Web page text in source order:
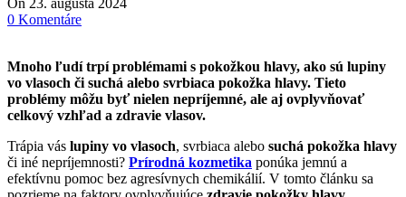
On 23. augusta 2024
0 Komentáre
Mnoho ľudí trpí problémami s pokožkou hlavy, ako sú lupiny
vo vlasoch či suchá alebo svrbiaca pokožka hlavy. Tieto
problémy môžu byť nielen nepríjemné, ale aj ovplyvňovať
celkový vzhľad a zdravie vlasov.
Trápia vás lupiny vo vlasoch, svrbiaca alebo suchá pokožka hlavy
či iné nepríjemnosti? Prírodná kozmetika ponúka jemnú a
efektívnu pomoc bez agresívnych chemikálií. V tomto článku sa